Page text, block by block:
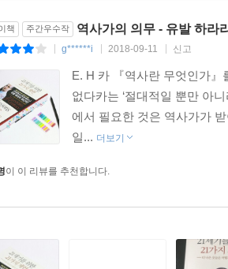
에서
책 주간우수작 역사가의 의무 - 유발 하라
g******i 2018-09-11 신고
E. H 카 『역사란 무엇인가
없다카는 ‘절대적일 뿐만 아
에서 필요한 것은 역사가가
일... 더보기
이 이 리뷰를 추천합니다.